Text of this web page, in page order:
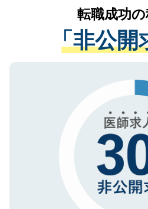
は、個人情報の取り
管理基準を満たした
る、プライバシーマ
で、機密保持に関し
かがいして、現在の
経験をまじえながら
させていただきます
ない方には、長期的
ので、まずはご登録
転職成功
「非公開